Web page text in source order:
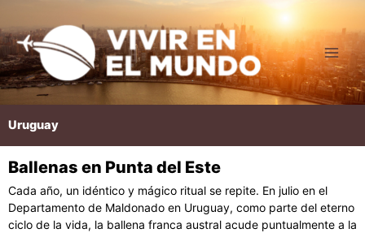
al
contenido
Uruguay
Ballenas en Punta del Este
Cada año, un idéntico y mágico ritual se repite. En julio en el
Departamento de Maldonado en Uruguay, como parte del eterno
ciclo de la vida, la ballena franca austral acude puntualmente a la
Página
Página